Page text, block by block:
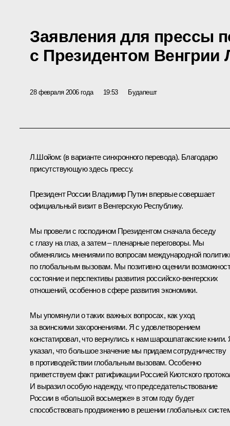
Заявления для прессы
с Президентом
28 февраля 2006 года 19:53 Будапешт
Л.Шойом: (в варианте синхронного перевода). Благодарю
присутствующую здесь прессу.
Президент России Владимир Путин впервые совершает
официальный визит в Венгерскую Республику.
Мы провели с господином Президентом сначала беседу
с глазу на глаз, а затем – пленарные переговоры. Мы
обменялись мнениями по вопросам международной
по глобальным вызовам. Мы позитивно оценили
состояние и перспективы развития российско-венгерских
отношений, особенно в сфере развития экономики.
Мы упомянули о таких важных вопросах, как уход
за воинскими захоронениями. Я с удовлетворением
констатировал, что вернулись к нам шарошпатакские книги.
указал, что большое значение мы придаем сотрудничеству
в противодействии глобальным вызовам. Особенно
приветствуем факт ратификации Россией Киотского
И выразил особую надежду, что председательствование
России в «большой восьмерке» в этом году будет
способствовать продвижению в решении глобальных